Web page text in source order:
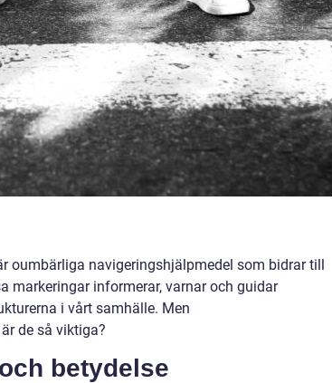
oumbärliga navigeringshjälpmedel som bidrar till
markeringar informerar, varnar och guidar
i vårt samhälle. Men
de så viktiga?
betydelse